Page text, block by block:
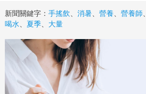
新聞關鍵字： 手搖飲 消暑 營養 營養師
喝水
夏季 大量